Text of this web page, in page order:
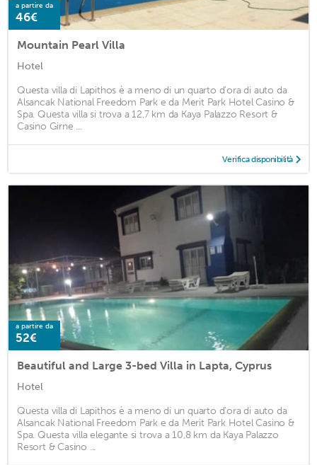
a partire da
46€
Mountain Pearl Villa
Hotel
Questa villa di Lapithos è a meno di un quarto d'ora di auto da
Alsancak National Freedom Park e da Merit Park Hotel Casino &
Spa. Questa villa si trova a 12,7 km da Kaya Palazzo Resort &
Casino Girne ...
Verifica disponibilità
a partire da
52€
Beautiful and Large 3-bed Villa in Lapta, Cyprus
Hotel
Questa villa di Lapithos è a meno di un quarto d'ora di auto da
Alsancak National Freedom Park e da Merit Park Hotel Casino &
Spa. Questa villa elegante si trova a 10,8 km da Kaya Palazzo
Resort & Casino ...